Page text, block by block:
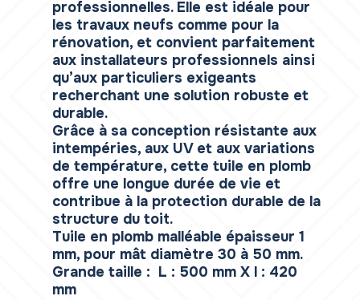
professionnelles. Elle est idéale pour
les travaux neufs comme pour la
rénovation, et convient parfaitement
aux installateurs professionnels ainsi
qu’aux particuliers exigeants
recherchant une solution robuste et
durable.
Grâce à sa conception résistante aux
intempéries, aux UV et aux variations
de température, cette tuile en plomb
offre une longue durée de vie et
contribue à la protection durable de la
structure du toit.
Tuile en plomb malléable épaisseur 1
mm, pour mât diamètre 30 à 50 mm.
Grande taille : L : 500 mm X l : 420
mm